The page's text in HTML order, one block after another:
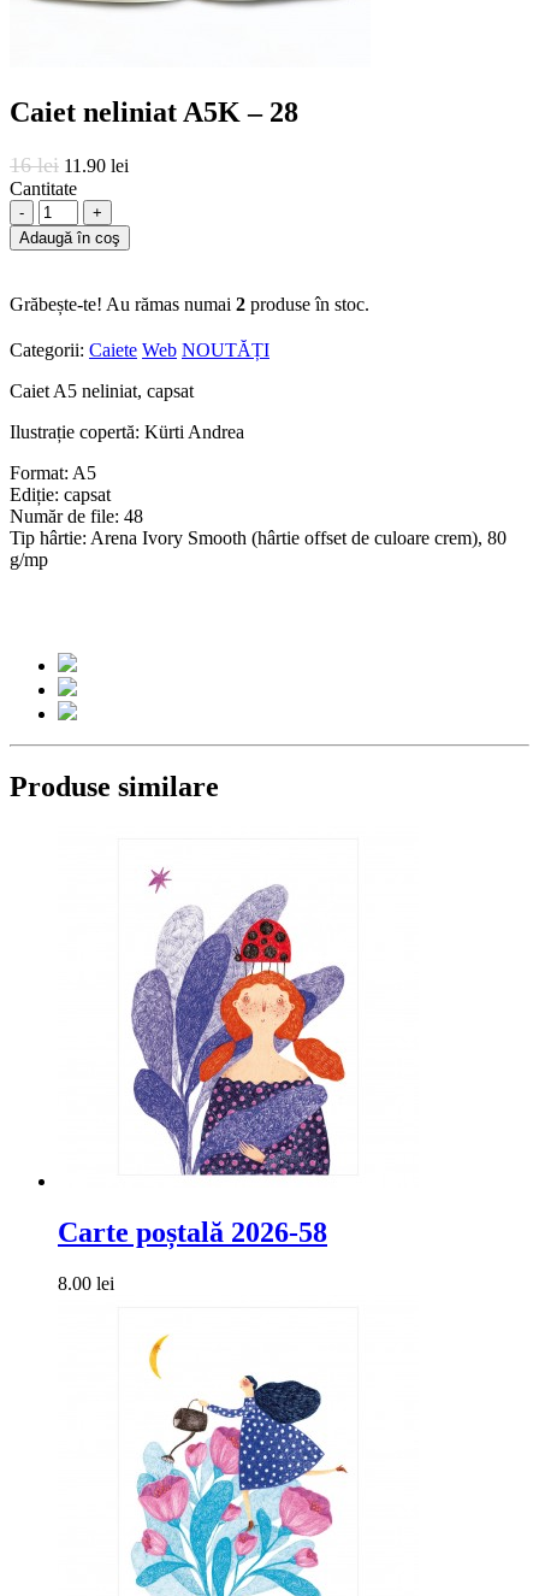
Caiet neliniat A5K – 28
16 lei 11.90 lei
Cantitate
-
+
Adaugă în coş
Grăbește-te! Au rămas numai 2 produse în stoc.
Categorii: Caiete Web NOUTĂȚI
Caiet A5 neliniat, capsat
Ilustrație copertă: Kürti Andrea
Format: A5
Ediție: capsat
Număr de file: 48
Tip hârtie: Arena Ivory Smooth (hârtie offset de culoare crem), 80
g/mp
Produse similare
Carte poștală 2026-58
8.00 lei